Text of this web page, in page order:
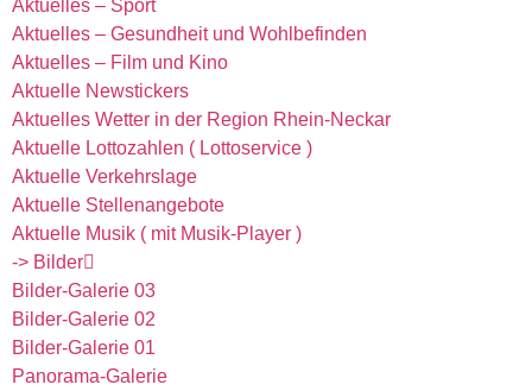
Aktuelles – Sport
Aktuelles – Gesundheit und Wohlbefinden
Aktuelles – Film und Kino
Aktuelle Newstickers
Aktuelles Wetter in der Region Rhein-Neckar
Aktuelle Lottozahlen ( Lottoservice )
Aktuelle Verkehrslage
Aktuelle Stellenangebote
Aktuelle Musik ( mit Musik-Player )
-> Bilder
Bilder-Galerie 03
Bilder-Galerie 02
Bilder-Galerie 01
Panorama-Galerie